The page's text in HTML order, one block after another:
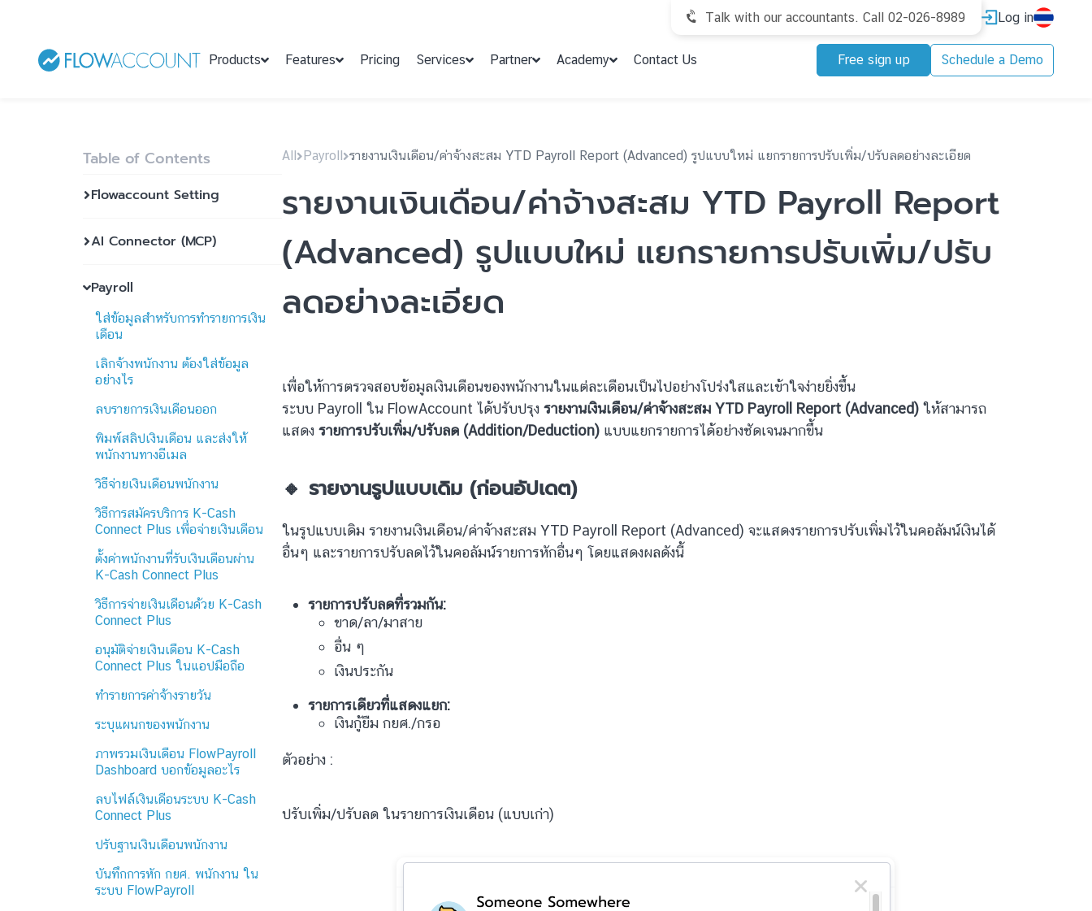
Talk with our accountants. Call 02-026-8989 Log in
Products Features Pricing Services Partner Academy Contact Us Free sign up Schedule a Demo
Table of Contents
Flowaccount Setting
AI Connector (MCP)
Payroll
ใส่ข้อมูลสำหรับการทำรายการเงิน
เดือน
เลิกจ้างพนักงาน ต้องใส่ข้อมูล
อย่างไร
ลบรายการเงินเดือนออก
พิมพ์สลิปเงินเดือน และส่งให้
พนักงานทางอีเมล
วิธีจ่ายเงินเดือนพนักงาน
วิธีการสมัครบริการ K-Cash
Connect Plus เพื่อจ่ายเงินเดือน
ตั้งค่าพนักงานที่รับเงินเดือนผ่าน
K-Cash Connect Plus
วิธีการจ่ายเงินเดือนด้วย K-Cash
Connect Plus
อนุมัติจ่ายเงินเดือน K-Cash
Connect Plus ในแอปมือถือ
ทำรายการค่าจ้างรายวัน
ระบุแผนกของพนักงาน
ภาพรวมเงินเดือน FlowPayroll
Dashboard บอกข้อมูลอะไร
ลบไฟล์เงินเดือนระบบ K-Cash
Connect Plus
ปรับฐานเงินเดือนพนักงาน
บันทึกการหัก กยศ. พนักงาน ใน
ระบบ FlowPayroll
All Payroll รายงานเงินเดือน/ค่าจ้างสะสม YTD Payroll Report (Advanced) รูปแบบใหม่ แยกรายการปรับเพิ่ม/ปรับลดอย่างละเอียด
รายงานเงินเดือน/ค่าจ้างสะสม YTD Payroll Report
(Advanced) รูปแบบใหม่ แยกรายการปรับเพิ่ม/ปรับ
ลดอย่างละเอียด
เพื่อให้การตรวจสอบข้อมูลเงินเดือนของพนักงานในแต่ละเดือนเป็นไปอย่างโปร่งใสและเข้าใจง่ายยิ่งขึ้น
ระบบ Payroll ใน FlowAccount ได้ปรับปรุง รายงานเงินเดือน/ค่าจ้างสะสม YTD Payroll Report (Advanced) ให้สามารถ
แสดง รายการปรับเพิ่ม/ปรับลด (Addition/Deduction) แบบแยกรายการได้อย่างชัดเจนมากขึ้น
🔸 รายงานรูปแบบเดิม (ก่อนอัปเดต)
ในรูปแบบเดิม รายงานเงินเดือน/ค่าจ้างสะสม YTD Payroll Report (Advanced) จะแสดงรายการปรับเพิ่มไว้ในคอลัมน์เงินได้
อื่นๆ และรายการปรับลดไว้ในคอลัมน์รายการหักอื่นๆ โดยแสดงผลดังนี้
รายการปรับลดที่รวมกัน:
ขาด/ลา/มาสาย
อื่น ๆ
เงินประกัน
รายการเดียวที่แสดงแยก:
เงินกู้ยืม กยศ./กรอ
ตัวอย่าง :
ปรับเพิ่ม/ปรับลด ในรายการเงินเดือน (แบบเก่า)